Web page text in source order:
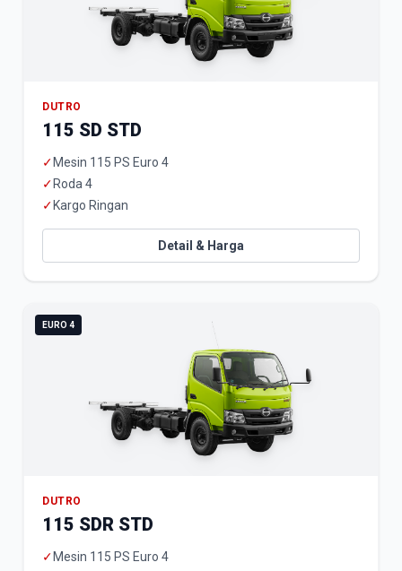
DUTRO
115 SD STD
✓ Mesin 115 PS Euro 4
✓ Roda 4
✓ Kargo Ringan
Detail & Harga
EURO 4
DUTRO
115 SDR STD
✓ Mesin 115 PS Euro 4